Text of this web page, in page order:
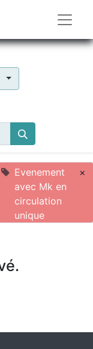
Evenement
avec Mk en
circulation
unique
×